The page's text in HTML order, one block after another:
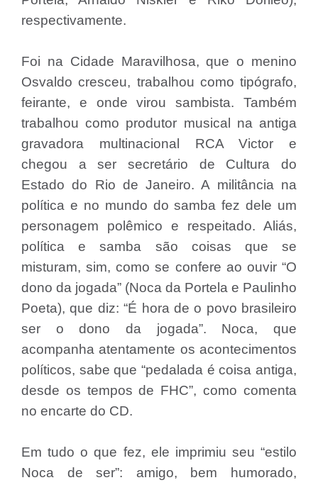
respectivamente.
Foi na Cidade Maravilhosa, que o menino
Osvaldo cresceu, trabalhou como tipógrafo,
feirante, e onde virou sambista. Também
trabalhou como produtor musical na antiga
gravadora multinacional RCA Victor e
chegou a ser secretário de Cultura do
Estado do Rio de Janeiro. A militância na
política e no mundo do samba fez dele um
personagem polêmico e respeitado. Aliás,
política e samba são coisas que se
misturam, sim, como se confere ao ouvir “O
dono da jogada” (Noca da Portela e Paulinho
Poeta), que diz: “É hora de o povo brasileiro
ser o dono da jogada”. Noca, que
acompanha atentamente os acontecimentos
políticos, sabe que “pedalada é coisa antiga,
desde os tempos de FHC”, como comenta
no encarte do CD.
Em tudo o que fez, ele imprimiu seu “estilo
Noca de ser”: amigo, bem humorado,